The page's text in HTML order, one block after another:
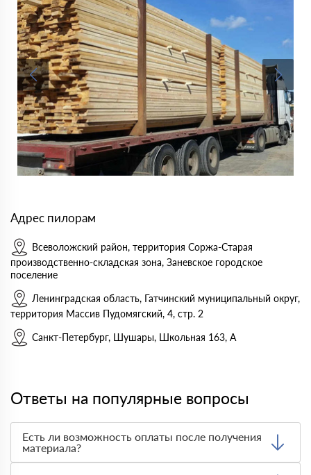
Адрес пилорам
Всеволожский район, территория Соржа-Старая
производственно-складская зона, Заневское городское
поселение
Ленинградская область, Гатчинский муниципальный округ,
территория Массив Пудомягский, 4, стр. 2
Санкт-Петербург, Шушары, Школьная 163, А
Ответы на популярные вопросы
Есть ли возможность оплаты после получения
материала?